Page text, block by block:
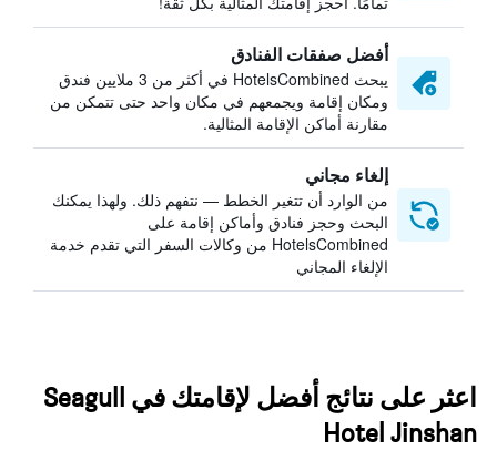
أفضل صفقات الفنادق
يبحث HotelsCombined في أكثر من 3 ملايين فندق
ومكان إقامة ويجمعهم في مكان واحد حتى تتمكن من
مقارنة أماكن الإقامة المثالية.
إلغاء مجاني
من الوارد أن تتغير الخطط — نتفهم ذلك. ولهذا يمكنك
البحث وحجز فنادق وأماكن إقامة على
HotelsCombined من وكالات السفر التي تقدم خدمة
الإلغاء المجاني
اعثر على نتائج أفضل لإقامتك في Seagull
Hotel Jinshan